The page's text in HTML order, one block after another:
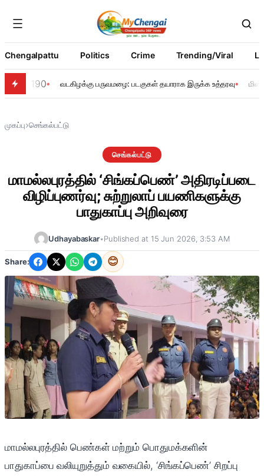
Chengalpattu Politics Crime Trending/Viral
190 வடகிழக்கு பருவமழை: படகுகள் தயாராக இருக்க உத்தரவு
முகப்பு›செங்கல்பட்டு
செங்கல்பட்டு
மாமல்லபுரத்தில் ‘சிங்கப்பெண்’ அதிரடிப்படை
விழிப்புணர்வு; சுற்றுலாப் பயணிகளுக்கு
பாதுகாப்பு அறிவுரை
Udhayabaskar•Published at 15 Jun 2026, 3:53 AM
Share: 😊
மாமல்லபுரத்தில் பெண்கள் மற்றும் பொதுமக்களின்
பாதுகாப்பை வலியுறுத்தும் வகையில், ‘சிங்கப்பெண்’ சிறப்பு